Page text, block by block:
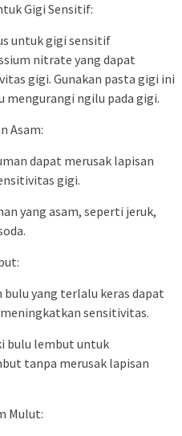
Gigi Sensitif:
untuk gigi sensitif
nitrate yang dapat
gigi. Gunakan pasta gigi ini
ngilu pada gigi.
Asam:
dapat merusak lapisan
gigi.
yang asam, seperti jeruk,
yang terlalu keras dapat
sensitivitas.
bulu lembut untuk
tanpa merusak lapisan
Mulut: